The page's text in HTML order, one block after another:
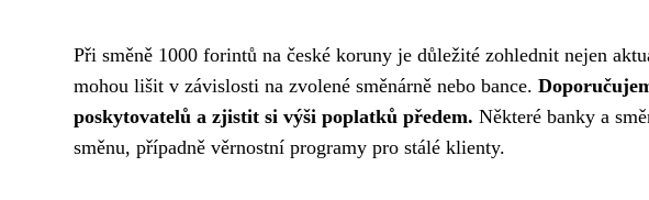
Při směně 1000 forintů na české koruny je důležité zohlednit nejen
mohou lišit v závislosti na zvolené směnárně nebo bance.
poskytovatelů a zjistit si výši poplatků předem. Některé banky a
směnu, případně věrnostní programy pro stálé klienty.